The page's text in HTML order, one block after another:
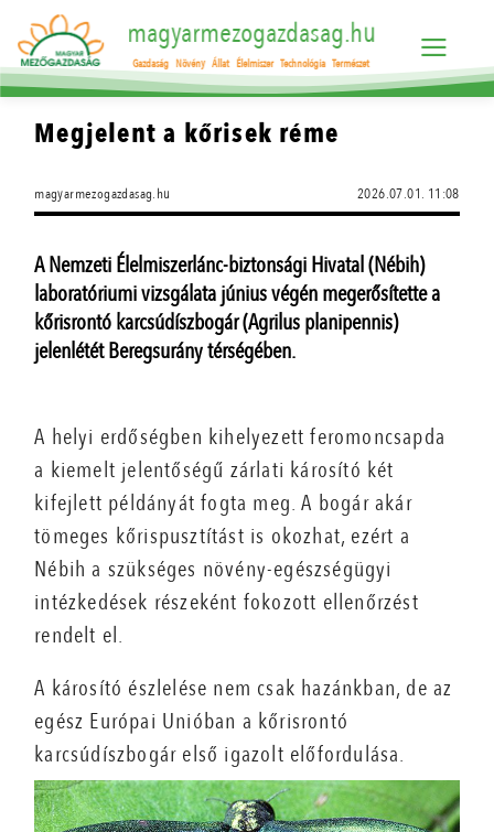
magyarmezogazdasag.hu
Gazdaság Növény Állat Élelmiszer Technológia Természet
Megjelent a kőrisek réme
magyarmezogazdasag.hu 2026.07.01. 11:08
A Nemzeti Élelmiszerlánc-biztonsági Hivatal (Nébih)
laboratóriumi vizsgálata június végén megerősítette a
kőrisrontó karcsúdíszbogár (Agrilus planipennis)
jelenlétét Beregsurány térségében.
A helyi erdőségben kihelyezett feromoncsapda
a kiemelt jelentőségű zárlati károsító két
kifejlett példányát fogta meg. A bogár akár
tömeges kőrispusztítást is okozhat, ezért a
Nébih a szükséges növény-egészségügyi
intézkedések részeként fokozott ellenőrzést
rendelt el.
A károsító észlelése nem csak hazánkban, de az
egész Európai Unióban a kőrisrontó
karcsúdíszbogár első igazolt előfordulása.